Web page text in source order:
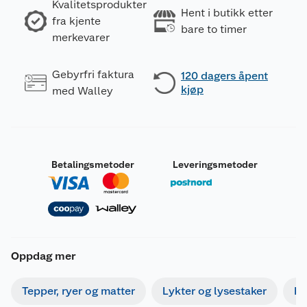
Kvalitetsprodukter
fra kjente
merkevarer
Hent i butikk etter
bare to timer
Gebyrfri faktura
med Walley
120 dagers åpent
kjøp
Betalingsmetoder Leveringsmetoder
Oppdag mer
Tepper, ryer og matter Lykter og lysestaker